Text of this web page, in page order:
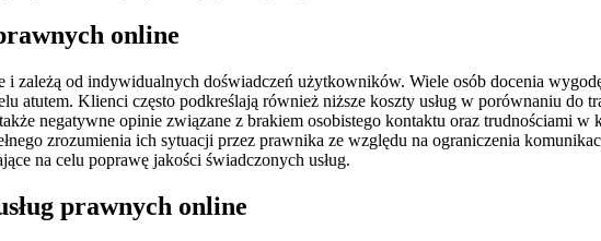
online
i zależą od indywidualnych doświadczeń użytkowników. Wiele osób docenia
atutem. Klienci często podkreślają również niższe koszty usług w porównaniu do
negatywne opinie związane z brakiem osobistego kontaktu oraz trudnościami
zrozumienia ich sytuacji przez prawnika ze względu na ograniczenia
na celu poprawę jakości świadczonych usług.
prawnych online